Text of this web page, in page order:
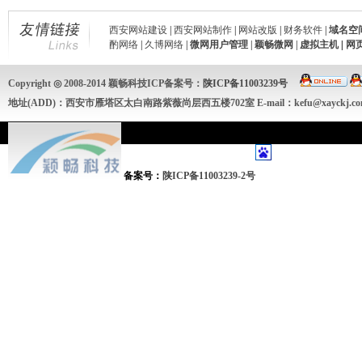
西安网站建设 西安网站制作 网站改版 财务软件 域名空
酌网络
久博网络 微网用户管理 颖畅微网 虚拟主机| 网
Copyright ◎ 2008-2014 颖畅科技ICP备案号： 陕ICP备11003239号
地址(ADD)：西安市雁塔区太白南路紫薇尚层西五楼702室 E-mail：
备案号： 陕ICP备11003239-2号